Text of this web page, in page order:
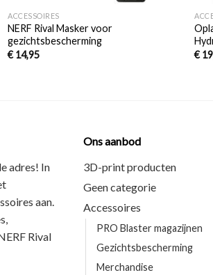
ACCESSOIRES
NERF Rival Masker voor
gezichtsbescherming
€14,95
€
adres! In
aan.
Rival
Ons aanbod
3D-print producten
Geen categorie
Accessoires
PRO Blaster magazijnen
Gezichtsbescherming
Merchandise